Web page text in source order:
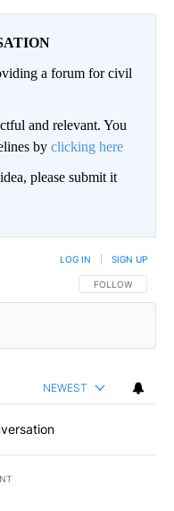
a forum for civil
and relevant. You
by clicking here
please submit it
FOLLOW THIS
FOLLOW
LOG IN SIGN UP
NEWEST